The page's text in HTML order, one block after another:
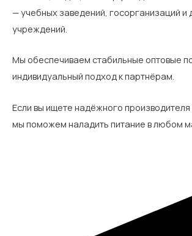
— учебных заведений, госорганизаций и
учреждений.
Мы обеспечиваем стабильные оптовые
индивидуальный подход к партнёрам.
Если вы ищете надёжного
мы поможем наладить питание в любом